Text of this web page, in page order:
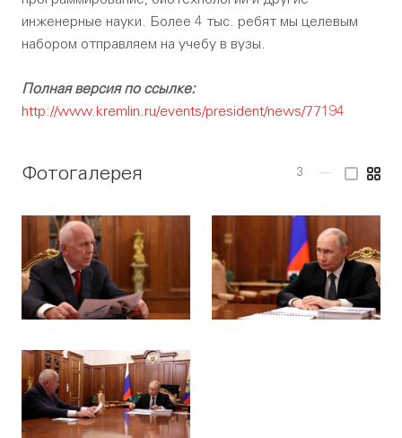
инженерные науки. Более 4 тыс. ребят мы целевым
набором отправляем на учебу в вузы.
Полная версия по ссылке:
http://www.kremlin.ru/events/president/news/77194
Фотогалерея 3 —